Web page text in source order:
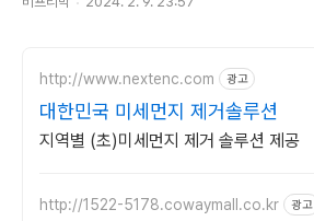
http://www.nextenc.com 광고
대한민국 미세먼지 제거솔루션
지역별 (초)미세먼지 제거 솔루션 제공
http://1522-5178.cowaymall.co.kr 광고